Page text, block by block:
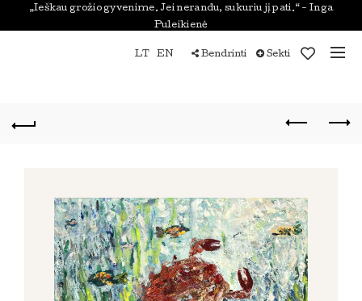
„Ieškau grožio gyvenime. Jei nerandu, sukuriu jį pati.“ - Inga
Puleikienė
LT EN Bendrinti Sekti